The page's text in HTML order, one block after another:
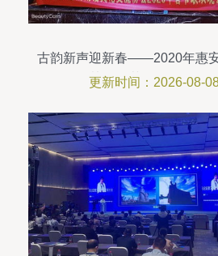
古韵新声迎新春——2020年惠
协会春节联欢晚会奏
更新时间：2026-08-